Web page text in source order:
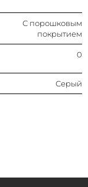
С порошковым
покрытием
0
Серый